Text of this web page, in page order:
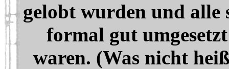
gelobt wurden und alle
formal gut
waren. (Was nicht